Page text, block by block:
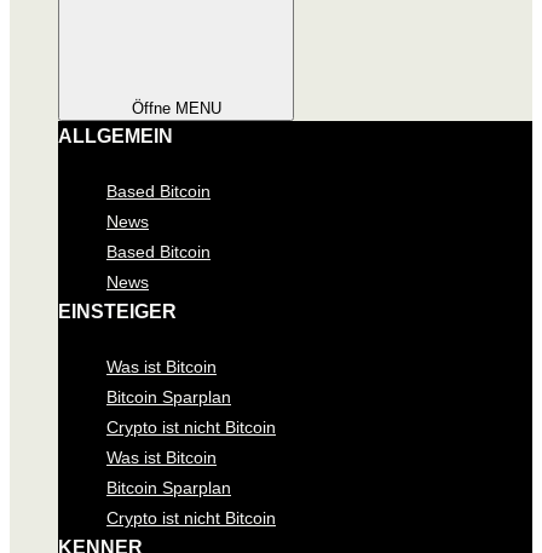
Öffne MENU
ALLGEMEIN
Based Bitcoin
News
Based Bitcoin
News
EINSTEIGER
Was ist Bitcoin
Bitcoin Sparplan
Crypto ist nicht Bitcoin
Was ist Bitcoin
Bitcoin Sparplan
Crypto ist nicht Bitcoin
KENNER